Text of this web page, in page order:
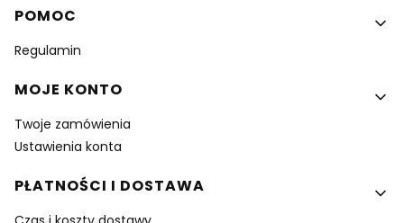
Linki w stopce
POMOC
Regulamin
MOJE KONTO
Twoje zamówienia
Ustawienia konta
PŁATNOŚCI I DOSTAWA